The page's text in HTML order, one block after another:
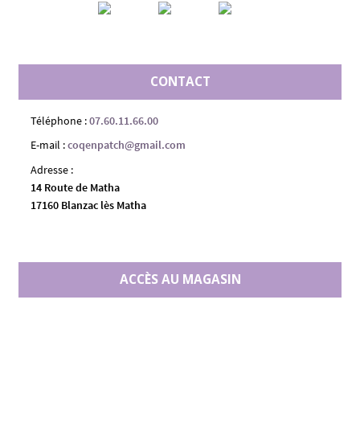
CONTACT
Téléphone :07.60.11.66.00
E-mail :coqenpatch@gmail.com
Adresse :
14 Route de Matha
17160 Blanzac lès Matha
ACCÈS AU MAGASIN